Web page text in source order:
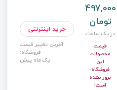
497,000
تومان
در یک ساعت
قیمت
محصولات
این
فروشگاه
بروز نشده
است!
خرید اینترنتی
آخرین تغییر قیمت
فروشگاه:
یک ماه پیش